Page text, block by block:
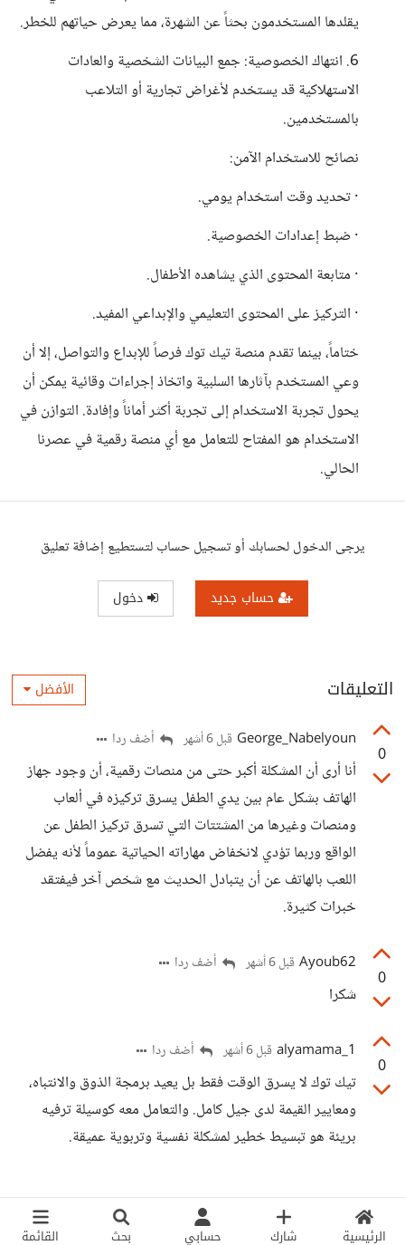
الرئيسية شارك حسابي بحث القائمة
يقلدها المستخدمون بحثاً عن الشهرة، مما يعرض حياتهم للخطر.
6. انتهاك الخصوصية: جمع البيانات الشخصية والعادات
الاستهلاكية قد يستخدم لأغراض تجارية أو التلاعب
بالمستخدمين.
نصائح للاستخدام الآمن:
· تحديد وقت استخدام يومي.
· ضبط إعدادات الخصوصية.
· متابعة المحتوى الذي يشاهده الأطفال.
· التركيز على المحتوى التعليمي والإبداعي المفيد.
ختاماً، بينما تقدم منصة تيك توك فرصاً للإبداع والتواصل، إلا أن
وعي المستخدم بآثارها السلبية واتخاذ إجراءات وقائية يمكن أن
يحول تجربة الاستخدام إلى تجربة أكثر أماناً وإفادة. التوازن في
الاستخدام هو المفتاح للتعامل مع أي منصة رقمية في عصرنا
الحالي.
يرجى الدخول لحسابك أو تسجيل حساب لتستطيع إضافة تعليق
حساب جديد دخول
التعليقات الأفضل
0
George_Nabelyoun قبل 6 أشهر أضف ردا
أنا أرى أن المشكلة أكبر حتى من منصات رقمية، أن وجود جهاز
الهاتف بشكل عام بين يدي الطفل يسرق تركيزه في ألعاب
ومنصات وغيرها من المشتتات التي تسرق تركيز الطفل عن
الواقع وربما تؤدي لانخفاض مهاراته الحياتية عموماً لأنه يفضل
اللعب بالهاتف عن أن يتبادل الحديث مع شخص آخر فيفتقد
خبرات كثيرة.
0
Ayoub62 قبل 6 أشهر أضف ردا
شكرا
0
alyamama_1 قبل 6 أشهر أضف ردا
تيك توك لا يسرق الوقت فقط بل يعيد برمجة الذوق والانتباه،
ومعايير القيمة لدى جيل كامل. والتعامل معه كوسيلة ترفيه
بريئة هو تبسيط خطير لمشكلة نفسية وتربوية عميقة.